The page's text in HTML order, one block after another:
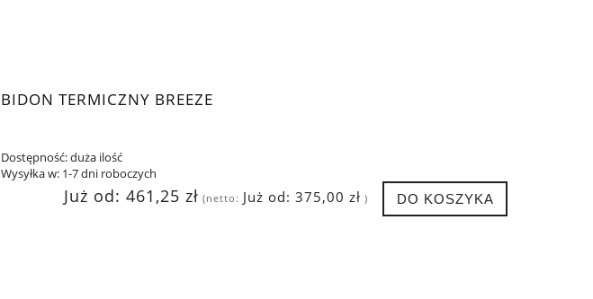
BIDON TERMICZNY BREEZE
Dostępność:duża ilość
Wysyłka w: 1-7 dni roboczych
Już od:461,25 zł (netto: Już od:375,00 zł ) DO KOSZYKA